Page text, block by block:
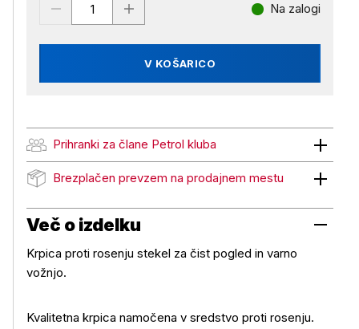
V KOŠARICO
Na zalogi
Prihranki za člane Petrol kluba
Prihranki za člane Petrol kluba
Brezplačen prevzem na prodajnem mestu
Brezplačen prevzem na prodajnem mestu
Več o izdelku
Krpica proti rosenju stekel za čist pogled in varno
vožnjo.
Kvalitetna krpica namočena v sredstvo proti rosenju.